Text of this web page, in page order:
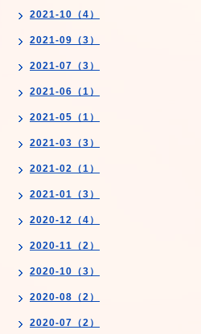
2021-10（4）
2021-09（3）
2021-07（3）
2021-06（1）
2021-05（1）
2021-03（3）
2021-02（1）
2021-01（3）
2020-12（4）
2020-11（2）
2020-10（3）
2020-08（2）
2020-07（2）